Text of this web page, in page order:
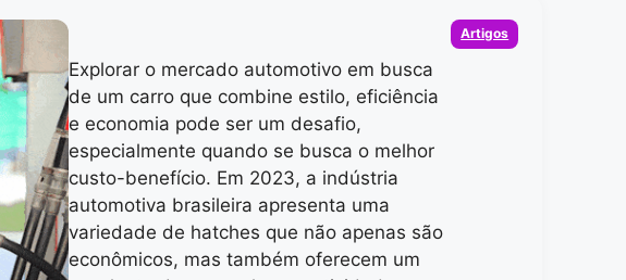
Explorar o mercado automotivo em busca
de um carro que combine estilo, eficiência
e economia pode ser um desafio,
especialmente quando se busca o melhor
custo-benefício. Em 2023, a indústria
automotiva brasileira apresenta uma
variedade de hatches que não apenas são
econômicos, mas também oferecem um
Categorias
Artigos